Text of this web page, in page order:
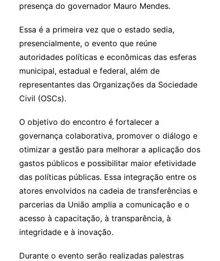
presença do governador Mauro Mendes.
Essa é a primeira vez que o estado sedia,
presencialmente, o evento que reúne
autoridades políticas e econômicas das esferas
municipal, estadual e federal, além de
representantes das Organizações da Sociedade
Civil (OSCs).
O objetivo do encontro é fortalecer a
governança colaborativa, promover o diálogo e
otimizar a gestão para melhorar a aplicação dos
gastos públicos e possibilitar maior efetividade
das políticas públicas. Essa integração entre os
atores envolvidos na cadeia de transferências e
parcerias da União amplia a comunicação e o
acesso à capacitação, à transparência, à
integridade e à inovação.
Durante o evento serão realizadas palestras